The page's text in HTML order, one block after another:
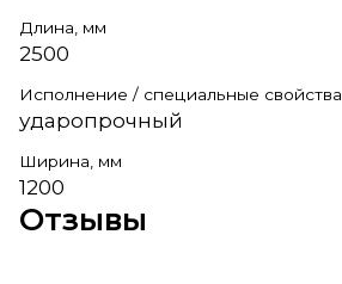
Длина, мм
2500
Исполнение / специальные свойства
ударопрочный
Ширина, мм
1200
Отзывы